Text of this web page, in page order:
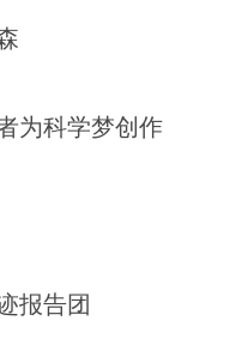
为科学梦创作
报告团